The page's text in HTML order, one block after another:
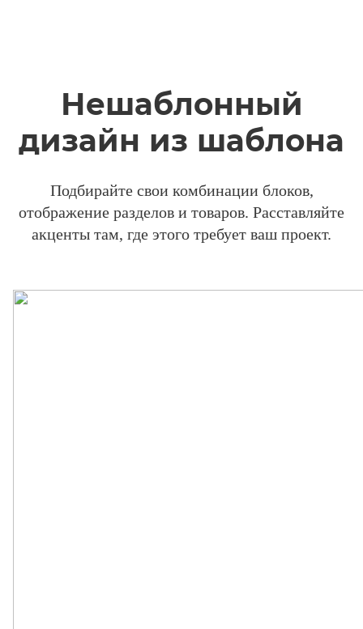
Нешаблонный
дизайн из шаблона
Подбирайте свои комбинации блоков,
отображение разделов и товаров. Расставляйте
акценты там, где этого требует ваш проект.